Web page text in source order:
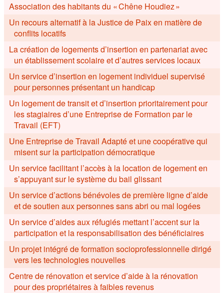
Association des habitants du « Chêne Houdiez »
Un recours alternatif à la Justice de Paix en matière de
conflits locatifs
La création de logements d’insertion en partenariat avec
un établissement scolaire et d’autres services locaux
Un service d’insertion en logement individuel supervisé
pour personnes présentant un handicap
Un logement de transit et d’insertion prioritairement pour
les stagiaires d’une Entreprise de Formation par le
Travail (EFT)
Une Entreprise de Travail Adapté et une coopérative qui
misent sur la participation démocratique
Un service facilitant l’accès à la location de logement en
s’appuyant sur le système du bail glissant
Un service d’actions bénévoles de première ligne d’aide
et de soutien aux personnes sans abri ou mal logées
Un service d’aides aux réfugiés mettant l’accent sur la
participation et la responsabilisation des bénéficiaires
Un projet intégré de formation socioprofessionnelle dirigé
vers les technologies nouvelles
Centre de rénovation et service d’aide à la rénovation
pour des propriétaires à faibles revenus